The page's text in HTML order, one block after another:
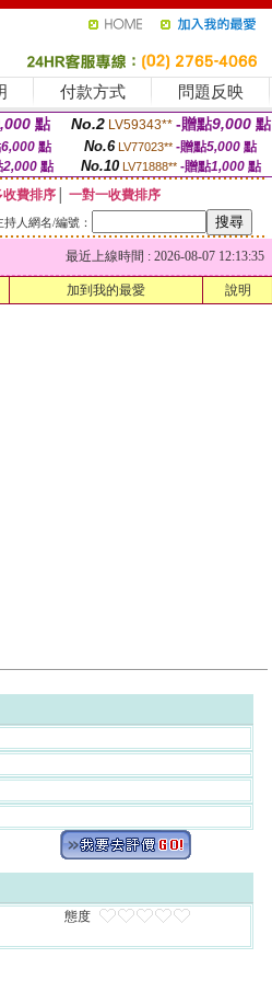
付款方式 問題反映
點 No.2 LV59343** -贈點9,000 點
6,000點 No.6 LV77023** -贈點5,000點
2,000點 No.10 LV71888** -贈點1,000 點
收費排序
一對一收費排序
持人網名/編號：
最近上線時間 : 2026-08-07 12:13:35
加到我的最愛 說明
態度